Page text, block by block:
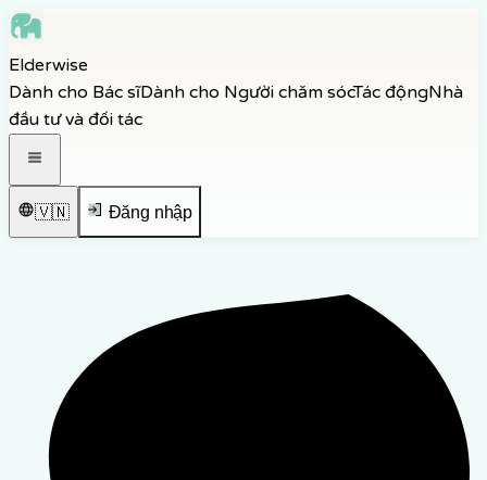
Skip to navigation
Skip to footer
Elderwise
Dành cho Bác sĩDành cho Người chăm sócTác độngNhà
đầu tư và đối tác
🇻🇳 Đăng nhập